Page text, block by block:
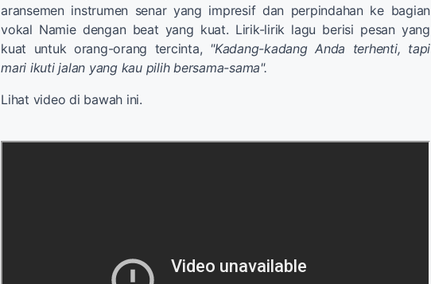
aransemen instrumen senar yang impresif dan perpindahan ke bagian
vokal Namie dengan beat yang kuat. Lirik-lirik lagu berisi pesan yang
kuat untuk orang-orang tercinta, "Kadang-kadang Anda terhenti, tapi
mari ikuti jalan yang kau pilih bersama-sama".
Lihat video di bawah ini.